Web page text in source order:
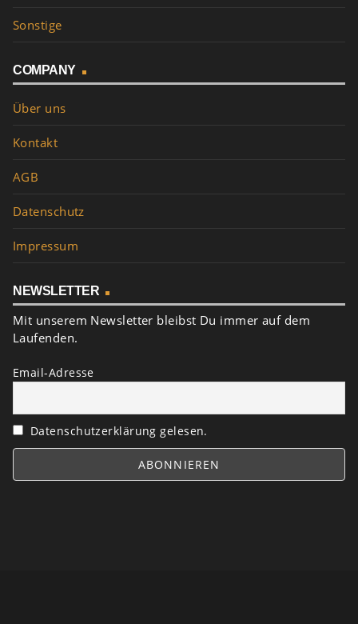
Sonstige
COMPANY
Über uns
Kontakt
AGB
Datenschutz
Impressum
NEWSLETTER
Mit unserem Newsletter bleibst Du immer auf dem
Laufenden.
Email-Adresse
Datenschutzerklärung gelesen.